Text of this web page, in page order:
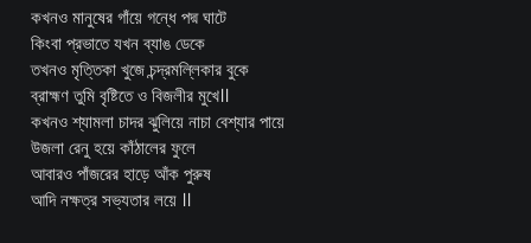
কখনও মানুষের গাঁয়ে গন্ধে পদ্ম ঘাটে
কিংবা প্রভাতে যখন ব্যাঙ ডেকে
তখনও মৃত্তিকা খুজে চন্দ্রমল্লিকার বুকে
ব্রাহ্মণ তুমি বৃষ্টিতে ও বিজলীর মুখে।।
কখনও শ্যামলা চাদর ঝুলিয়ে নাচা বেশ্যার পায়ে
উজলা রেনু হয়ে কাঁঠালের ফুলে
আবারও পাঁজরের হাড়ে আঁক পুরুষ
আদি নক্ষত্র সভ্যতার লয়ে ।।